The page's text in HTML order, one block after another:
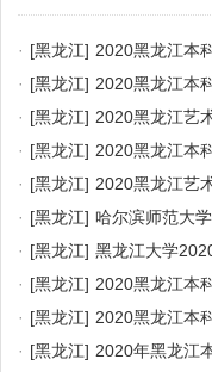
· [黑龙江] 2020黑龙江本
· [黑龙江] 2020黑龙江本
· [黑龙江] 2020黑龙江艺
· [黑龙江] 2020黑龙江本
· [黑龙江] 2020黑龙江艺
· [黑龙江] 哈尔滨师范大
· [黑龙江] 黑龙江大学
· [黑龙江] 2020黑龙江本
· [黑龙江] 2020黑龙江本
· [黑龙江] 2020年黑龙江